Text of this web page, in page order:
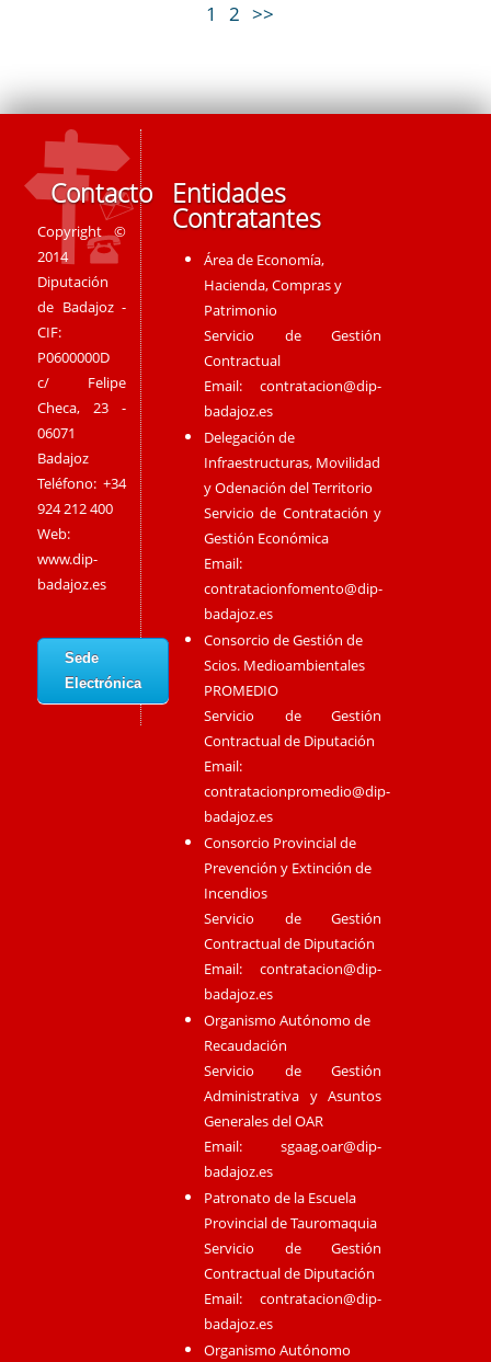
1 2 >>
Contacto
Copyright ©
2014
Diputación
de Badajoz -
CIF:
P0600000D
c/ Felipe
Checa, 23 -
06071
Badajoz
Teléfono: +34
924 212 400
Web:
www.dip-
badajoz.es
Sede
Electrónica
Entidades
Contratantes
Área de Economía,
Hacienda, Compras y
Patrimonio
Servicio de Gestión
Contractual
Email:contratacion@dip-
badajoz.es
Delegación de
Infraestructuras, Movilidad
y Odenación del Territorio
Servicio de Contratación y
Gestión Económica
Email:
contratacionfomento@dip-
badajoz.es
Consorcio de Gestión de
Scios. Medioambientales
PROMEDIO
Servicio de Gestión
Contractual de Diputación
Email:
contratacionpromedio@dip-
badajoz.es
Consorcio Provincial de
Prevención y Extinción de
Incendios
Servicio de Gestión
Contractual de Diputación
Email:contratacion@dip-
badajoz.es
Organismo Autónomo de
Recaudación
Servicio de Gestión
Administrativa y Asuntos
Generales del OAR
Email:sgaag.oar@dip-
badajoz.es
Patronato de la Escuela
Provincial de Tauromaquia
Servicio de Gestión
Contractual de Diputación
Email:contratacion@dip-
badajoz.es
Organismo Autónomo